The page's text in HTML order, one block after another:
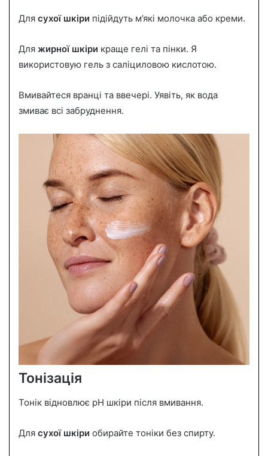
Для сухої шкіри підійдуть м’які молочка або креми.
Для жирної шкіри краще гелі та пінки. Я
використовую гель з саліциловою кислотою.
Вмивайтеся вранці та ввечері. Уявіть, як вода
змиває всі забруднення.
Тонізація
Тонік відновлює pH шкіри після вмивання.
Для сухої шкіри обирайте тоніки без спирту.